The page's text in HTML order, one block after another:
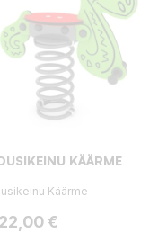
KÄÄRME
Käärme
€